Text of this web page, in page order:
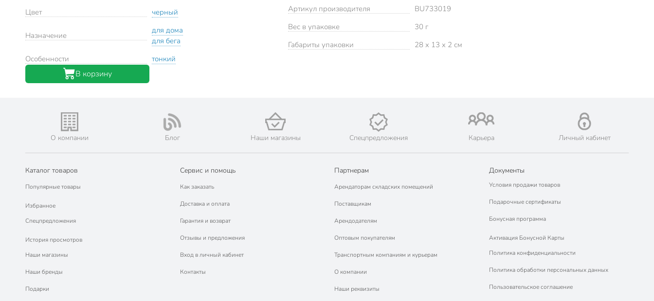
Цвет
черный
Назначение
для дома
для бега
Особенности
тонкий
Артикул производителя
BU733019
Вес в упаковке
30 г
Габариты упаковки
28 x 13 x 2 см
В корзину
О компании Блог Наши магазины Спецпредложения Карьера Личный кабинет
Каталог товаров
Популярные товары
Избранное
Спецпредложения
История просмотров
Наши магазины
Наши бренды
Подарки
Сервис и помощь
Как заказать
Доставка и оплата
Гарантия и возврат
Отзывы и предложения
Вход в личный кабинет
Контакты
Партнерам
Арендаторам складских помещений
Поставщикам
Арендодателям
Оптовым покупателям
Транспортным компаниям и курьерам
О компании
Наши реквизиты
Документы
Условия продажи товаров
Подарочные сертификаты
Бонусная программа
Активация Бонусной Карты
Политика конфиденциальности
Политика обработки персональных данных
Пользовательское соглашение